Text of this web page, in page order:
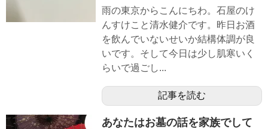
雨の東京からこんにちわ。石屋のけ
んすけこと清水健介です。昨日お酒
を飲んでいないせいか結構体調が良
いです。そして今日は少し肌寒いく
らいで過ごし...
記事を読む
あなたはお墓の話を家族でして